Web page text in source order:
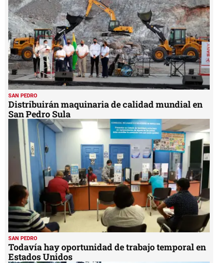
SAN PEDRO
Distribuirán maquinaria de calidad mundial en
San Pedro Sula
SAN PEDRO
Todavía hay oportunidad de trabajo temporal en
Estados Unidos